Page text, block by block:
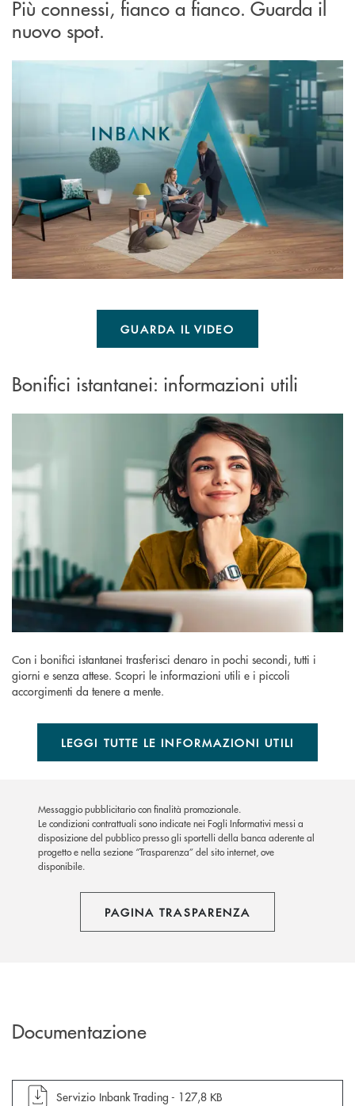
Più connessi, fianco a fianco. Guarda il
nuovo spot.
GUARDA IL VIDEO
Bonifici istantanei: informazioni utili
Con i bonifici istantanei trasferisci denaro in pochi secondi, tutti i
giorni e senza attese. Scopri le informazioni utili e i piccoli
accorgimenti da tenere a mente.
LEGGI TUTTE LE INFORMAZIONI UTILI
Messaggio pubblicitario con finalità promozionale.
Le condizioni contrattuali sono indicate nei Fogli Informativi messi a
disposizione del pubblico presso gli sportelli della banca aderente al
progetto e nella sezione “Trasparenza” del sito internet, ove
disponibile.
PAGINA TRASPARENZA
Documentazione
apre documento in una nuova finestra
Servizio Inbank Trading - 127,8 KB